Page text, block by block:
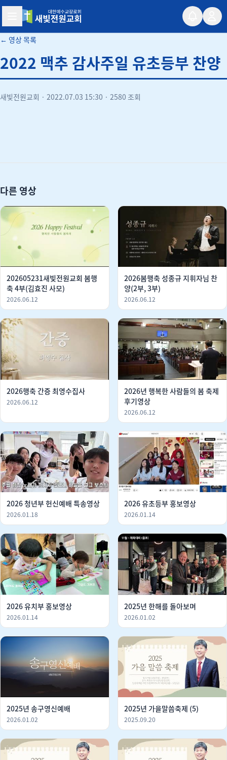
새빛전원교회
← 영상 목록
2022 맥추 감사주일 유초등부 찬양
새빛전원교회 · 2022.07.03 15:30 · 2580 조회
다른 영상
202605231새빛전원교회 봄행
축 4부(김효진 사모)
2026.06.12
2026봄행축 성종규 지휘자님 찬
양(2부, 3부)
2026.06.12
2026행축 간증 최영수집사
2026.06.12
2026년 행복한 사람들의 봄 축제
후기영상
2026.06.12
2026 청년부 헌신예배 특송영상
2026.01.18
2026 유초등부 홍보영상
2026.01.14
2026 유치부 홍보영상
2026.01.14
2025년 한해를 돌아보며
2026.01.02
2025년 송구영신예배
2026.01.02
2025년 가을말씀축제 (5)
2025.09.20